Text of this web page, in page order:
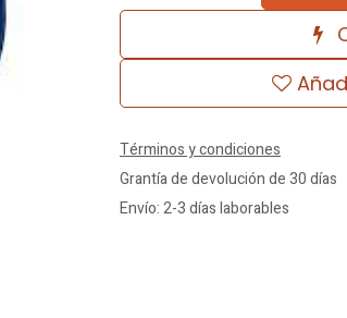
Términos y condiciones
Grantía de devolución de 30 días
Envío: 2-3 días laborables